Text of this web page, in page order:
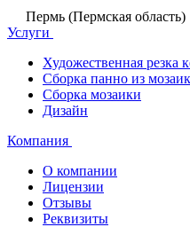
Пермь (Пермская область)
Услуги
Художественная резка
Сборка панно из
Сборка мозаики
Дизайн
Компания
О компании
Лицензии
Отзывы
Реквизиты